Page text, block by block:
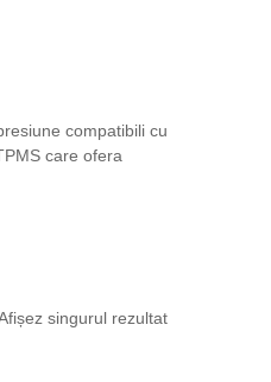
compatibili cu
care ofera
singurul rezultat